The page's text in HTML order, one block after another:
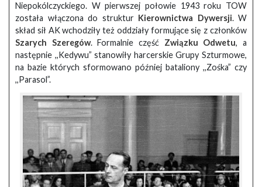
Niepokólczyckiego. W pierwszej połowie 1943 roku TOW
została włączona do struktur Kierownictwa Dywersji. W
skład sił AK wchodziły też oddziały formujące się z członków
Szarych Szeregów. Formalnie część Związku Odwetu, a
następnie ,,Kedywu” stanowiły harcerskie Grupy Szturmowe,
na bazie których sformowano później bataliony ,,Zośka” czy
,,Parasol”.